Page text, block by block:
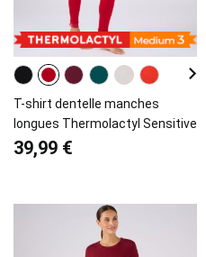
T-shirt dentelle manches
longues Thermolactyl Sensitive
39,99 €